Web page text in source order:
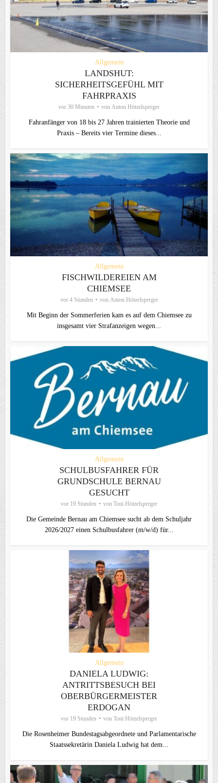
Allgemein
LANDSHUT:
SICHERHEITSGEFÜHL MIT
FAHRPRAXIS
vor 30 Minuten von Anton Hötzelsperger
Fahranfänger von 18 bis 27 Jahren trainierten Theorie und
Praxis – Bereits vier Termine dieses...
Allgemein
FISCHWILDEREIEN AM
CHIEMSEE
vor 4 Stunden von Anton Hötzelsperger
Mit Beginn der Sommerferien kam es auf dem Chiemsee zu
insgesamt vier Strafanzeigen wegen...
Allgemein
SCHULBUSFAHRER FÜR
GRUNDSCHULE BERNAU
GESUCHT
vor 19 Stunden von Toni Hötzelsperger
Die Gemeinde Bernau am Chiemsee sucht ab dem Schuljahr
2026/2027 einen Schulbusfahrer (m/w/d) für...
Allgemein
DANIELA LUDWIG:
ANTRITTSBESUCH BEI
OBERBÜRGERMEISTER
ERDOGAN
vor 19 Stunden von Toni Hötzelsperger
Die Rosenheimer Bundestagsabgeordnete und Parlamentarische
Staatssekretärin Daniela Ludwig hat dem...